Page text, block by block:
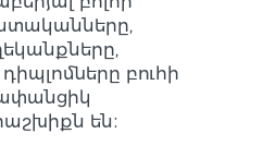
բուհի
են։